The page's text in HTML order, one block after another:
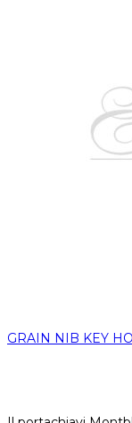
GRAIN NIB KEY